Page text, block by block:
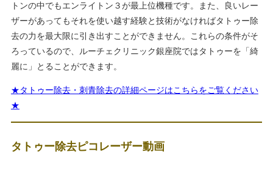
トンの中でもエンライトン３が最上位機種です。また、良いレー
ザーがあってもそれを使い越す経験と技術がなければタトゥー除
去の力を最大限に引き出すことができません。これらの条件がそ
ろっているので、ルーチェクリニック銀座院ではタトゥーを「綺
麗に」とることができます。
★タトゥー除去・刺青除去の詳細ページはこちらをご覧ください
★
タトゥー除去ピコレーザー動画